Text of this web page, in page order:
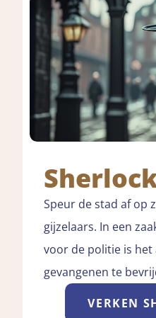
Speur de stad af op
gijzelaars. In een
voor de politie is
gevangenen te
VERKEN